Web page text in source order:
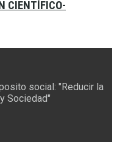
CIENTÍFICO-
social: "Reducir la
Sociedad"